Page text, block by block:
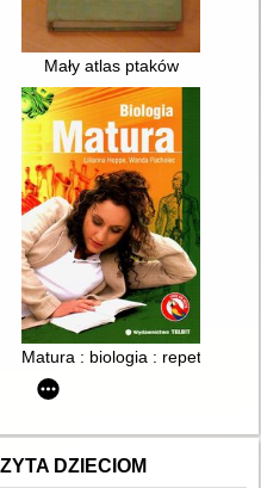
Mały atlas ptaków
Matura : biologia :
DZIECIOM